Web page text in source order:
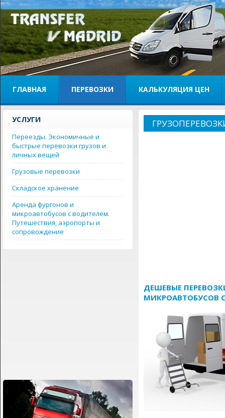
ГЛАВНАЯ ПЕРЕВОЗКИ КАЛЬКУЛЯЦИЯ ЦЕН
УСЛУГИ
Переезды. Экономичные и
быстрые перевозки грузов и
личных вещей
Грузовые перевозки
Складское хранение
Аренда фургонов и
микроавтобусов с водителем.
Путешествия, аэропорты и
сопровождение
ДЕШЕВЫЕ
МИКРОАВТОБУСОВ